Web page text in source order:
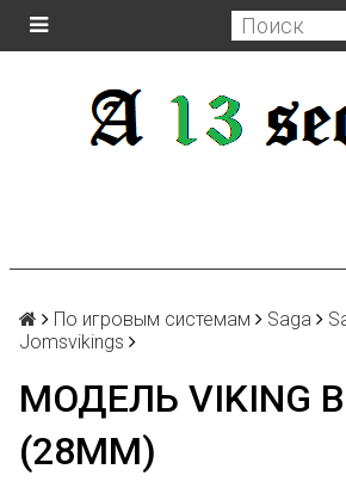
По игровым системам Saga
Jomsvikings
МОДЕЛЬ VIKING
(28MM)